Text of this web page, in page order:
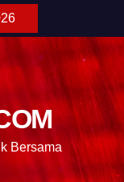
Bersama